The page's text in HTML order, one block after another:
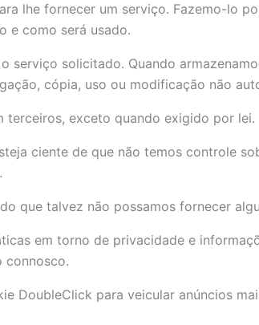
lhe fornecer um serviço. Fazemo-lo
e como será usado.
solicitado. Quando
cópia, uso ou modificação não
terceiros, exceto quando exigido por lei.
ciente de que não temos controle
.
que talvez não possamos fornecer
em torno de privacidade e
connosco.
DoubleClick para veicular anúncios